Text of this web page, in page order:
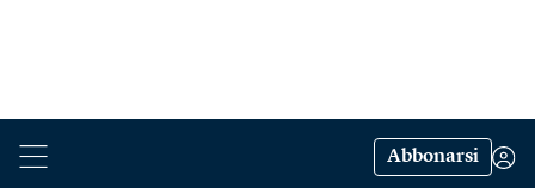
Abbonarsi